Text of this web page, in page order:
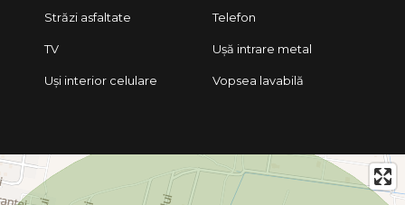
Străzi asfaltate Telefon
TV Ușă intrare metal
Uși interior celulare Vopsea lavabilă